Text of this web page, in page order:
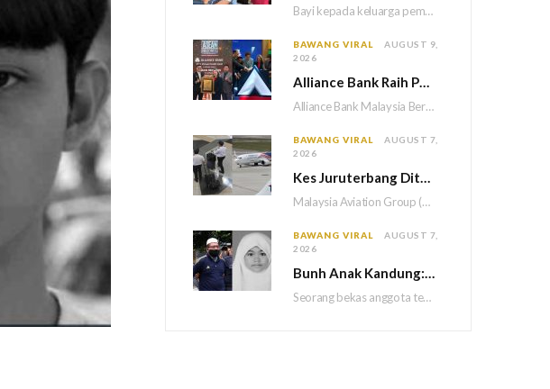
Bayi kepada keluarga pempengaruh cilik, Bang Aji atau Muhammad Aniq, 5, hanya sempat bersama keluarga…
BAWANG VIRAL
AUGUST 9,
2026
Alliance Bank Raih Pengiktirafan ASEAN Records, Tampil Dengan Kad Kredit Maya Lebih Fleksibel
Alliance Bank Malaysia Berhad mencatat pencapaian baharu dalam perbankan digital menerusi penambahbaikan Kad Kredit Maya…
BAWANG VIRAL
AUGUST 7,
2026
Kes Juruterbang Ditahan Di Indonesia, MAG Wajibkan Saringan Dadah 1,260 Juruterbang Malaysia Airlines
Malaysia Aviation Group (MAG) akan melaksanakan saringan dadah mandatori terhadap semua juruterbang Malaysia Airlines sebagai…
BAWANG VIRAL
AUGUST 7,
2026
Bunh Anak Kandung: Bekas Anggota Tentera Terlepas Hukuman M
Seorang bekas anggota tentera terlepas daripada hukuman gantung selepas Mahkamah Persekutuan memutuskan untuk menggantikan hukuman…